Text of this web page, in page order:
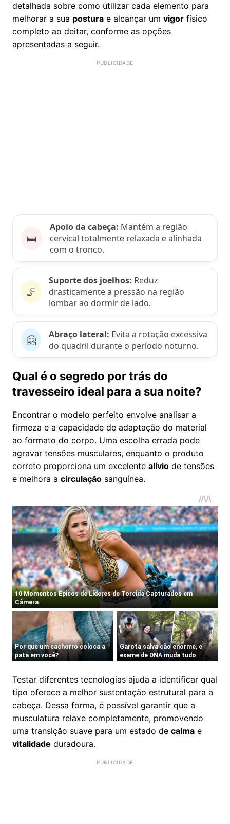
detalhada sobre como utilizar cada elemento para
melhorar a sua postura e alcançar um vigor físico
completo ao deitar, conforme as opções
apresentadas a seguir.
🛏️
Apoio da cabeça: Mantém a região
cervical totalmente relaxada e alinhada
com o tronco.
🦵
Suporte dos joelhos: Reduz
drasticamente a pressão na região
lombar ao dormir de lado.
🤗 Abraço lateral: Evita a rotação excessiva
do quadril durante o período noturno.
Qual é o segredo por trás do
travesseiro ideal para a sua noite?
Encontrar o modelo perfeito envolve analisar a
firmeza e a capacidade de adaptação do material
ao formato do corpo. Uma escolha errada pode
agravar tensões musculares, enquanto o produto
correto proporciona um excelente alívio de tensões
e melhora a circulação sanguínea.
Testar diferentes tecnologias ajuda a identificar qual
tipo oferece a melhor sustentação estrutural para a
cabeça. Dessa forma, é possível garantir que a
musculatura relaxe completamente, promovendo
uma transição suave para um estado de calma e
vitalidade duradoura.